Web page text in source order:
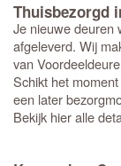
Thuisbezorgd
Je nieuwe deuren
afgeleverd. Wij
van
Schikt het
een later
Bekijk hier alle